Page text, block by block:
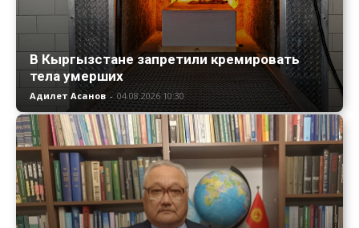
В Кыргызстане запретили кремировать
тела умерших
Адилет Асанов - 04.08.2026 10:30